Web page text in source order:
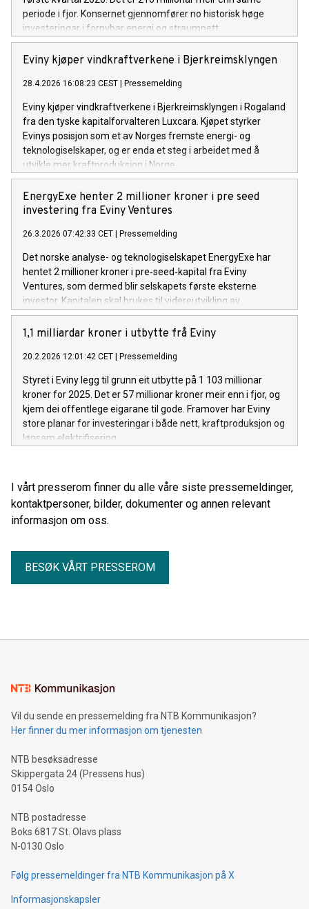
periode i fjor. Konsernet gjennomfører no historisk høge
investeringar i fornybar energi og straumnett.
Eviny kjøper vindkraftverkene i Bjerkreimsklyngen
28.4.2026 16:08:23 CEST Pressemelding
Eviny kjøper vindkraftverkene i Bjerkreimsklyngen i Rogaland
fra den tyske kapitalforvalteren Luxcara. Kjøpet styrker
Evinys posisjon som et av Norges fremste energi- og
teknologiselskaper, og er enda et steg i arbeidet med å
utvikle mer kraftproduksjon i Norge.
EnergyExe henter 2 millioner kroner i pre seed
investering fra Eviny Ventures
26.3.2026 07:42:33 CET Pressemelding
Det norske analyse- og teknologiselskapet EnergyExe har
hentet 2 millioner kroner i pre‑seed‑kapital fra Eviny
Ventures, som dermed blir selskapets første eksterne
investor. Kapitalen skal brukes til videreutvikling av
selskapets data- og analyseplattform samt
kommersialisering av løsninger rettet mot
1,1 milliardar kroner i utbytte frå Eviny
20.2.2026 12:01:42 CET Pressemelding
Styret i Eviny legg til grunn eit utbytte på 1 103 millionar
kroner for 2025. Det er 57 millionar kroner meir enn i fjor, og
kjem dei offentlege eigarane til gode. Framover har Eviny
store planar for investeringar i både nett, kraftproduksjon og
lønsam elektrifisering.
I vårt presserom finner du alle våre siste pressemeldinger,
kontaktpersoner, bilder, dokumenter og annen relevant
informasjon om oss.
BESØK VÅRT PRESSEROM
Vil du sende en pressemelding fra NTB Kommunikasjon?
Her finner du mer informasjon om tjenesten
NTB besøksadresse
Skippergata 24 (Pressens hus)
0154 Oslo
NTB postadresse
Boks 6817 St. Olavs plass
N-0130 Oslo
Følg pressemeldinger fra NTB Kommunikasjon på X
Informasjonskapsler